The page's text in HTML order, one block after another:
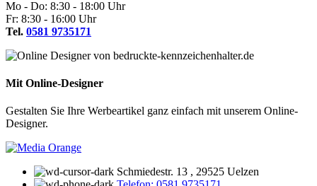
Mo - Do: 8:30 - 18:00 Uhr
Fr: 8:30 - 16:00 Uhr
Tel. 0581 9735171
Mit Online-Designer
Gestalten Sie Ihre Werbeartikel ganz einfach mit unserem Online-
Designer.
Schmiedestr. 13 , 29525 Uelzen